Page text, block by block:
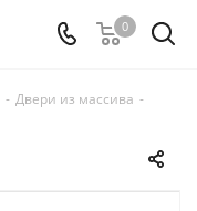
0
- Двери из массива -